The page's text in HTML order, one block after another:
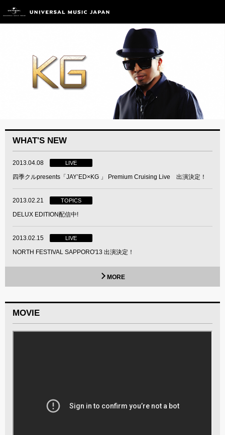
WHAT'S NEW
2013.04.08 LIVE
四季クルpresents「JAY’ED×KG 」 Premium Cruising Live 出演決定！
2013.02.21 TOPICS
DELUX EDITION配信中!
2013.02.15 LIVE
NORTH FESTIVAL SAPPORO'13 出演決定！
MORE
MOVIE